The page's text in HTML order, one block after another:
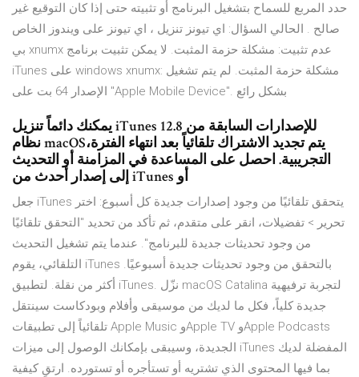
حدد المربع للسماح بتشغيل البرنامج أو تثبيته حتى إذا كان التوقيع غير
صالح . الحالي السؤال: اي تيونز تنزيل ، اي تيونز على ويندوز الخاص
بي xnumx عدم تثبيت: مشكلة حزمة المثبت. لا يمكن تثبيت برنامج
iTunes على windows xnumx: مشكلة حزمة المثبت. لم يتم تشغيل
الإصدار 64 بت على "Apple Mobile Device". بشكل رائع
يمكنك دائماً تنزيل iTunes 12.8 للإصدارات السابقة من
نظام macOS،‏ يتم تجديد الاشتراك تلقائياً بعد انتهاء الفترة
التجريبية. احصل على المساعدة في المزامنة أو التحديث
إلى إصدار أحدث من iTunes أو
جعل iTunes يتحقق تلقائيًا من وجود إصدارات جديدة كل أسبوع: اختر
تحرير > تفضيلات، انقر على متقدم، ثم تأكد من تحديد "التحقق تلقائيًا
من وجود تحديثات جديدة للبرنامج". عندما يتم تشغيل التحديث
التلقائي، يقوم iTunes بالتحقق من وجود تحديثات جديدة أسبوعيًا.
أكثر من نقلة. لتطبيق iTunes. نزّل macOS Catalina لتجربة ترفيهية
جديدة كلياً، فكل ما لديك من موسيقى وأفلام وبودكاست سينتقل
تلقائياً إلى تطبيقات Apple Music وApple TV وApple Podcasts
الجديدة، وسيبقى بإمكانك الوصول إلى ميزات iTunes المفضلة لديك
بما فيها المحتوى الذي تشتريه أو تستأجره أو تستورده. ارتقِ كيفية